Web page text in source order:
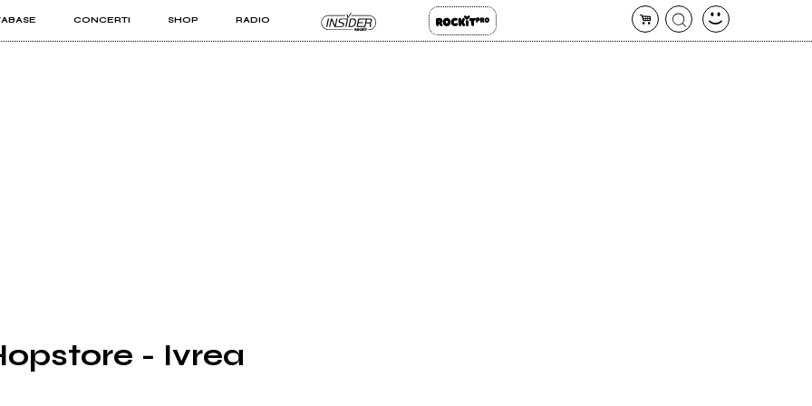
CONCERTI SHOP RADIO
PRO
- Ivrea